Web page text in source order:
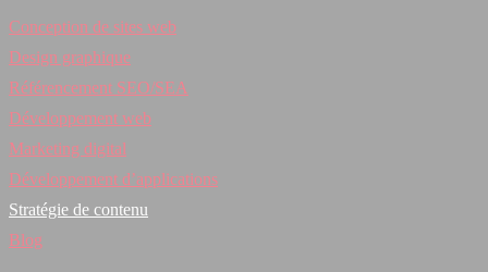
Conception de sites web
Design graphique
Référencement SEO/SEA
Développement web
Marketing digital
Développement d’applications
Stratégie de contenu
Blog